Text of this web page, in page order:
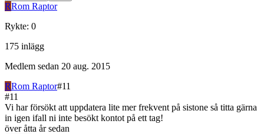
RRom Raptor
Rykte: 0
175 inlägg
Medlem sedan 20 aug. 2015
RRom Raptor#11
#11
Vi har försökt att uppdatera lite mer frekvent på sistone så titta gärna
in igen ifall ni inte besökt kontot på ett tag!
över åtta år sedan